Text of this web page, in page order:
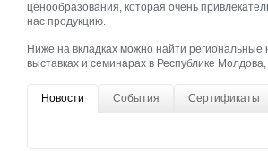
ценообразования, которая очень
нас продукцию.
Ниже на вкладках можно найти
выставках и семинарах в Республике
Новости События Сертификаты